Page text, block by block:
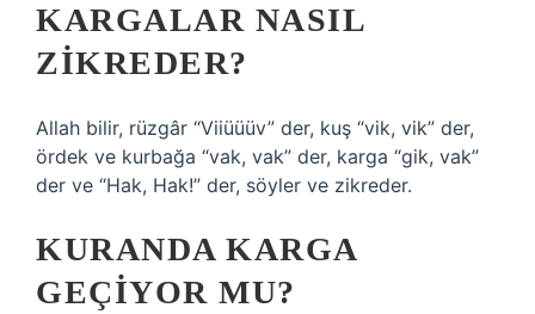
KARGALAR NASIL
ZIKREDER?
Allah bilir, rüzgâr “Viiüüüv” der, kuş “vik, vik” der,
ördek ve kurbağa “vak, vak” der, karga “gik, vak”
der ve “Hak, Hak!” der, söyler ve zikreder.
KURANDA KARGA
GEÇIYOR MU?